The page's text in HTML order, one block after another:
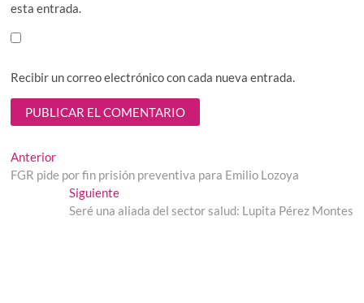
esta entrada.
Recibir un correo electrónico con cada nueva entrada.
Navegación
de
entradas
AnteriorEntrada
anterior:
FGR pide por fin prisión preventiva para Emilio Lozoya
SiguienteEntrada
siguiente:
Seré una aliada del sector salud: Lupita Pérez Montes